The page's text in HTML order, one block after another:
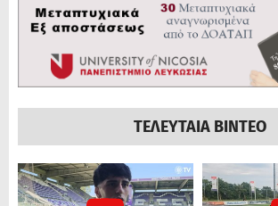
ΤΕΛΕΥΤΑΙΑ ΒΙΝΤΕΟ